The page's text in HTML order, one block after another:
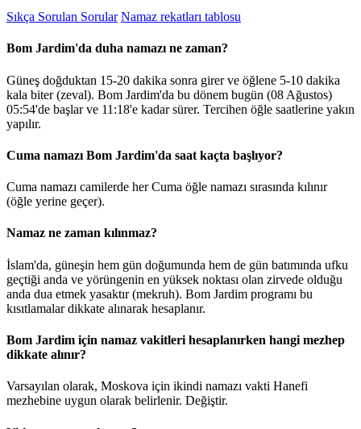
Sıkça Sorulan Sorular Namaz rekatları tablosu
Bom Jardim'da duha namazı ne zaman?
Güneş doğduktan 15-20 dakika sonra girer ve öğlene 5-10 dakika
kala biter (zeval). Bom Jardim'da bu dönem bugün (08 Ağustos)
05:54'de başlar ve 11:18'e kadar sürer. Tercihen öğle saatlerine yakın
yapılır.
Cuma namazı Bom Jardim'da saat kaçta başlıyor?
Cuma namazı camilerde her Cuma öğle namazı sırasında kılınır
(öğle yerine geçer).
Namaz ne zaman kılınmaz?
İslam'da, güneşin hem gün doğumunda hem de gün batımında ufku
geçtiği anda ve yörüngenin en yüksek noktası olan zirvede olduğu
anda dua etmek yasaktır (mekruh). Bom Jardim programı bu
kısıtlamalar dikkate alınarak hesaplanır.
Bom Jardim için namaz vakitleri hesaplanırken hangi mezhep
dikkate alınır?
Varsayılan olarak, Moskova için ikindi namazı vakti Hanefi
mezhebine uygun olarak belirlenir. Değiştir.